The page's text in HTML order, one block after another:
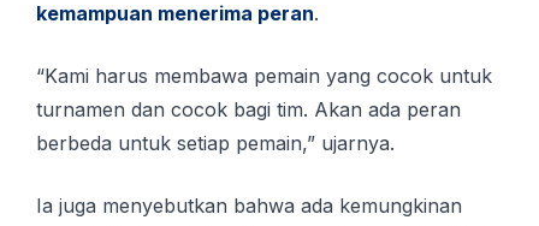
kemampuan menerima peran.
“Kami harus membawa pemain yang cocok untuk
turnamen dan cocok bagi tim. Akan ada peran
berbeda untuk setiap pemain,” ujarnya.
Ia juga menyebutkan bahwa ada kemungkinan